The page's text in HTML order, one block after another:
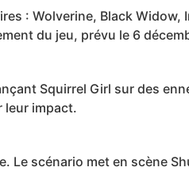
: Wolverine, Black Widow,
du jeu, prévu le 6
Squirrel Girl sur des
leur impact.
scénario met en scène